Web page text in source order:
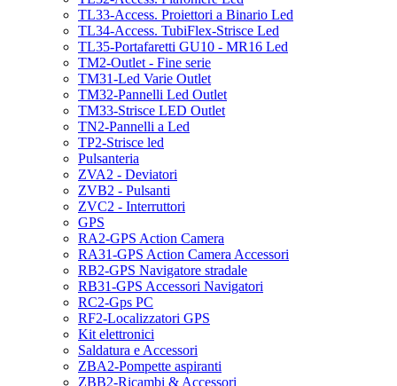
TL33-Access. Proiettori a Binario Led
TL34-Access. TubiFlex-Strisce Led
TL35-Portafaretti GU10 - MR16 Led
TM2-Outlet - Fine serie
TM31-Led Varie Outlet
TM32-Pannelli Led Outlet
TM33-Strisce LED Outlet
TN2-Pannelli a Led
TP2-Strisce led
Pulsanteria
ZVA2 - Deviatori
ZVB2 - Pulsanti
ZVC2 - Interruttori
GPS
RA2-GPS Action Camera
RA31-GPS Action Camera Accessori
RB2-GPS Navigatore stradale
RB31-GPS Accessori Navigatori
RC2-Gps PC
RF2-Localizzatori GPS
Kit elettronici
Saldatura e Accessori
ZBA2-Pompette aspiranti
ZBB2-Ricambi & Accessori